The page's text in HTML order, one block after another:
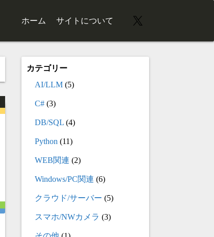
ホーム サイトについて X
カテゴリー
AI/LLM (5)
C# (3)
DB/SQL (4)
Python (11)
WEB関連 (2)
Windows/PC関連 (6)
クラウド/サーバー (5)
スマホ/NWカメラ (3)